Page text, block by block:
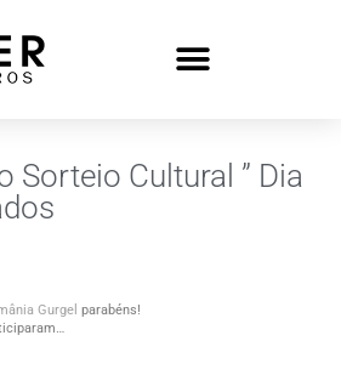
Sorteio Cultural ” Dia
Gurgel parabéns!